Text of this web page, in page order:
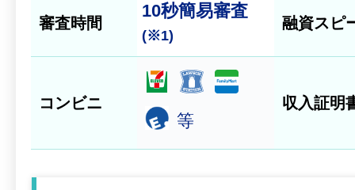
審査時間
10秒簡易審査
(※1)
融資スピ
コンビニ
等
収入証明